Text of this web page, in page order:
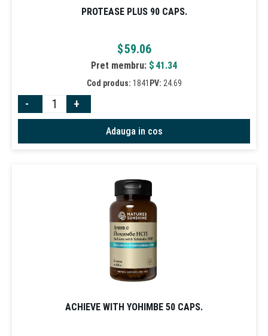
PROTEASE PLUS 90 CAPS.
$59.06
Pret membru: $ 41.34
Cod produs: 1841 PV: 24.69
- +
Adauga in cos
ACHIEVE WITH YOHIMBE 50 CAPS.